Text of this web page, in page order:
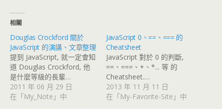
相關
Douglas Crockford 關於
JavaScript 的演講、文章整理
提到 JavaScript, 就一定會知
道 Douglas Crockford, 他
是什麼等級的長輩…
2011 年 06 月 29 日
在「My_Note」中
JavaScript 0、==、=== 的
Cheatsheet
JavaScript 對於 0 的判斷,
==、===、+、*... 等 的
Cheatsheet.…
2013 年 11 月 11 日
在「My-Favorite-Site」中